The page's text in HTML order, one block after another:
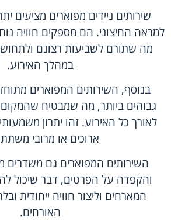
שירותים ניידים מפוארים מציעים
למראה החיצוני. הם מספקים חוויה
מה שתורם לשביעות רצונם
במהלך האירוע.
בנוסף, השירותים המפוארים
גבוהים ביותר, מה שמבטיח שהמקום
לאורך כל האירוע. זהו יתרון
ארוכים או מרובי
השירותים המפוארים גם
והקפדה על הפרטים, דבר שיכול
המארחים וליצור חוויה ייחודית
האורחים.